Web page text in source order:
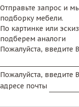
Отправьте запрос и
подборку мебели.
По картинке или
подберем аналоги
Пожалуйста, введите
Пожалуйста, введите
адресе почты